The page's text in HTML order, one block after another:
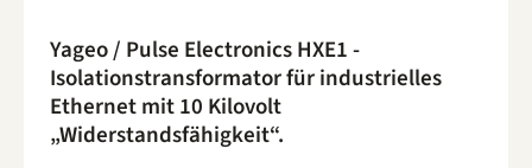
Yageo / Pulse Electronics HXE1 -
Isolationstransformator für industrielles
Ethernet mit 10 Kilovolt
„Widerstandsfähigkeit“.